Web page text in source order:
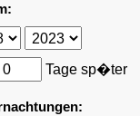
Tage sp�ter